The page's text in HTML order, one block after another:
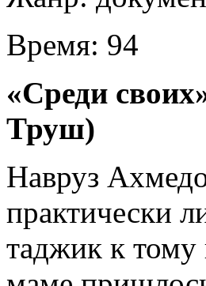
Время: 94
«Среди
Труш)
Навруз
практически
таджик к тому